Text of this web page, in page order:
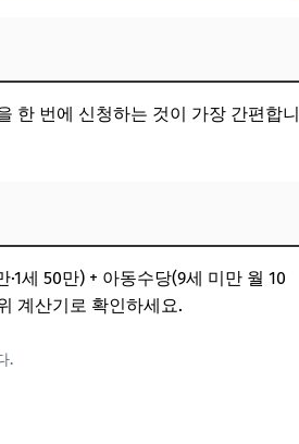
한 번에 신청하는 것이 가장 간편합니
세 50만) + 아동수당(9세 미만 월 10
계산기로 확인하세요.
.